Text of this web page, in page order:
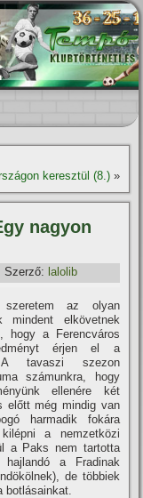
keresztül (8.)»
nagyon
Szerző: lalolib
szeretem az olyan
mindent elkövetnek
hogy a Ferencváros
érjen el a
A tavaszi szezon
számunkra, hogy
ellenére két
előtt még mindig van
harmadik fokára
a nemzetközi
a Paks nem tartotta
a Fradinak
de többiek
botlásainkat.